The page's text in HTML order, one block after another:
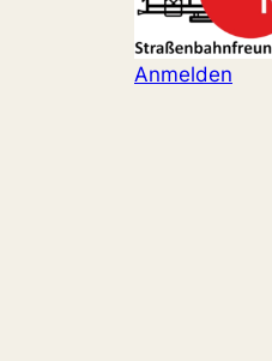
Anmelden